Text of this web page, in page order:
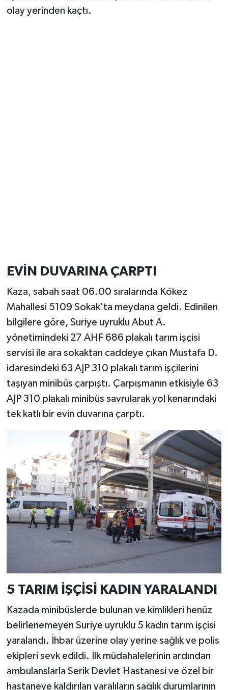
olay yerinden kaçtı.
EVİN DUVARINA ÇARPTI
Kaza, sabah saat 06.00 sıralarında Kökez
Mahallesi 5109 Sokak'ta meydana geldi. Edinilen
bilgilere göre, Suriye uyruklu Abut A.
yönetimindeki 27 AHF 686 plakalı tarım işçisi
servisi ile ara sokaktan caddeye çıkan Mustafa D.
idaresindeki 63 AJP 310 plakalı tarım işçilerini
taşıyan minibüs çarpıştı. Çarpışmanın etkisiyle 63
AJP 310 plakalı minibüs savrularak yol kenarındaki
tek katlı bir evin duvarına çarptı.
5 TARIM İŞÇİSİ KADIN YARALANDI
Kazada minibüslerde bulunan ve kimlikleri henüz
belirlenemeyen Suriye uyruklu 5 kadın tarım işçisi
yaralandı. İhbar üzerine olay yerine sağlık ve polis
ekipleri sevk edildi. İlk müdahalelerinin ardından
ambulanslarla Serik Devlet Hastanesi ve özel bir
hastaneye kaldırılan yaralıların sağlık durumlarının